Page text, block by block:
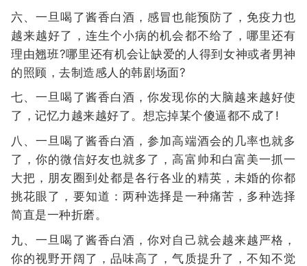
六、一旦喝了酱香白酒，感冒也能预防了，免疫力也
越来越好了，连生个小病的机会都不给了，哪里还有
理由翘班?哪里还有机会让缺爱的人得到女神或者男神
的照顾，去制造感人的韩剧场面?
七、一旦喝了酱香白酒，你发现你的大脑越来越好使
了，记忆力越来越好了。想忘掉某个傻逼都不成了!
八、一旦喝了酱香白酒，参加高端酒会的几率也就多
了，你的微信好友也就多了，高富帅和白富美一抓一
大把，朋友圈到处都是各行各业的精英，未婚的你都
挑花眼了，要知道：两种选择是一种痛苦，多种选择
简直是一种折磨。
九、一旦喝了酱香白酒，你对自己就会越来越严格，
你的视野开阔了，品味高了，气质提升了，不知不觉